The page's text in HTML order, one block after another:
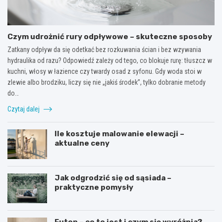
Czym udrożnić rury odpływowe – skuteczne sposoby
Zatkany odpływ da się odetkać bez rozkuwania ścian i bez wzywania
hydraulika od razu? Odpowiedź zależy od tego, co blokuje rurę: tłuszcz w
kuchni, włosy w łazience czy twardy osad z syfonu. Gdy woda stoi w
zlewie albo brodziku, liczy się nie „jakiś środek”, tylko dobranie metody
do…
Czytaj dalej
Ile kosztuje malowanie elewacji –
aktualne ceny
Jak odgrodzić się od sąsiada –
praktyczne pomysły